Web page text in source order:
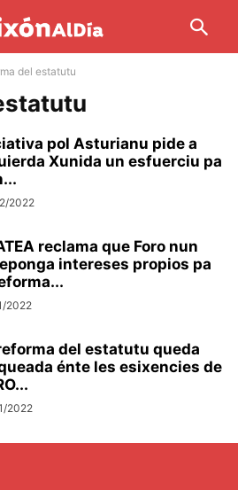
del estatutu
pol Asturianu pide a
Xunida un esfuerciu pa
2022
reclama que Foro nun
intereses propios pa
2022
del estatutu queda
énte les esixencies de
2022